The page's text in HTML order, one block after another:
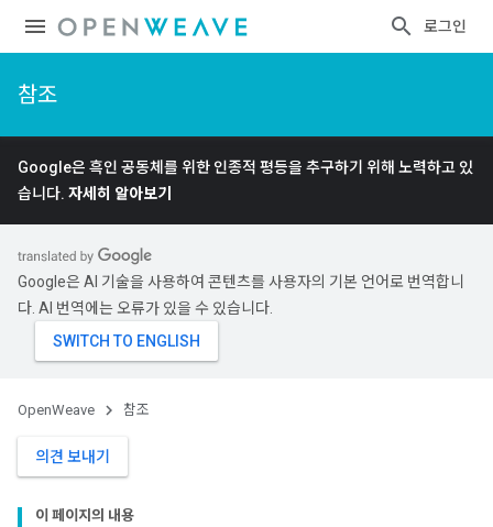
로그인
참조
Google은 흑인 공동체를 위한 인종적 평등을 추구하기 위해 노력하고 있
습니다. 자세히 알아보기
Google은 AI 기술을 사용하여 콘텐츠를 사용자의 기본 언어로 번역합니
다. AI 번역에는 오류가 있을 수 있습니다.
OpenWeave 참조
의견 보내기
이 페이지의 내용